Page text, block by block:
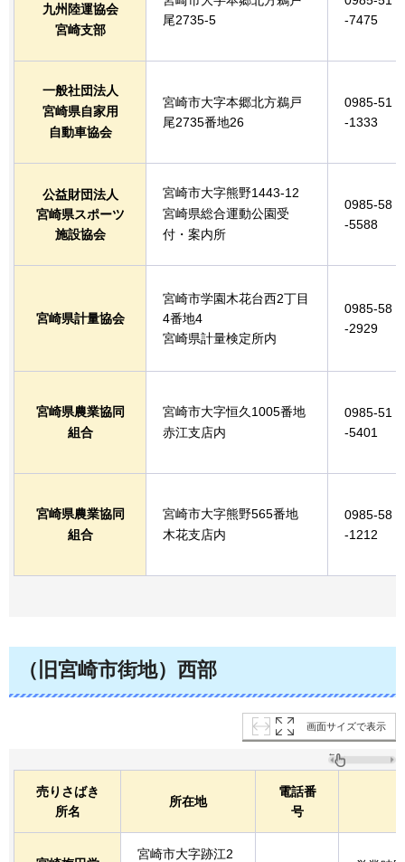
九州陸運協会
宮崎支部
尾2735-5
-7475
一般社団法人
宮崎県自家用
自動車協会
宮崎市大字本郷北方鵜戸
尾2735番地26
0985-51
-1333
公益財団法人
宮崎県スポーツ
施設協会
宮崎市大字熊野1443-12
宮崎県総合運動公園受
付・案内所
0985-58
-5588
宮崎県計量協会
宮崎市学園木花台西2丁目
4番地4
宮崎県計量検定所内
0985-58
-2929
宮崎県農業協同
組合
宮崎市大字恒久1005番地
赤江支店内
0985-51
-5401
宮崎県農業協同
組合
宮崎市大字熊野565番地
木花支店内
0985-58
-1212
（旧宮崎市街地）西部
画面サイズで表示
売りさばき
所名
所在地
電話番
号
宮崎市大字跡江2